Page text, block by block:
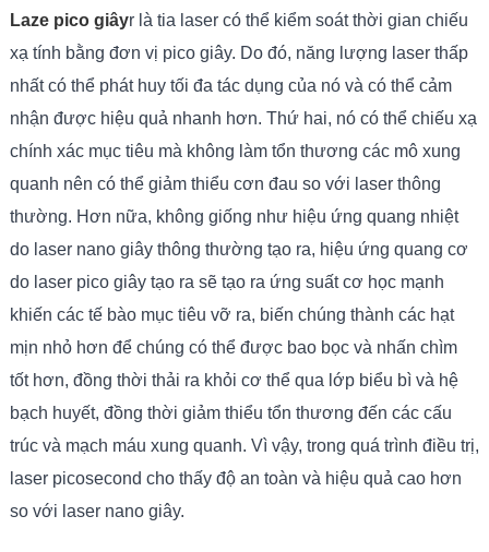
Laze pico giâyr là tia laser có thể kiểm soát thời gian chiếu
xạ tính bằng đơn vị pico giây. Do đó, năng lượng laser thấp
nhất có thể phát huy tối đa tác dụng của nó và có thể cảm
nhận được hiệu quả nhanh hơn. Thứ hai, nó có thể chiếu xạ
chính xác mục tiêu mà không làm tổn thương các mô xung
quanh nên có thể giảm thiểu cơn đau so với laser thông
thường. Hơn nữa, không giống như hiệu ứng quang nhiệt
do laser nano giây thông thường tạo ra, hiệu ứng quang cơ
do laser pico giây tạo ra sẽ tạo ra ứng suất cơ học mạnh
khiến các tế bào mục tiêu vỡ ra, biến chúng thành các hạt
mịn nhỏ hơn để chúng có thể được bao bọc và nhấn chìm
tốt hơn, đồng thời thải ra khỏi cơ thể qua lớp biểu bì và hệ
bạch huyết, đồng thời giảm thiểu tổn thương đến các cấu
trúc và mạch máu xung quanh. Vì vậy, trong quá trình điều trị,
laser picosecond cho thấy độ an toàn và hiệu quả cao hơn
so với laser nano giây.